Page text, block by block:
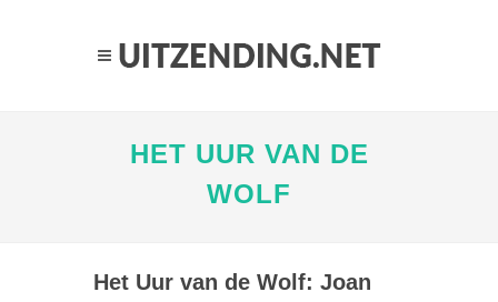
HET UUR VAN DE
WOLF
Het Uur van de Wolf: Joan